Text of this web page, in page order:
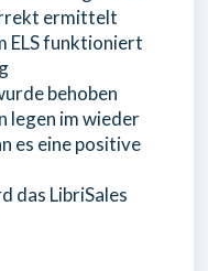
ermittelt
ELS funktioniert
behoben
legen im wieder
es eine positive
das LibriSales